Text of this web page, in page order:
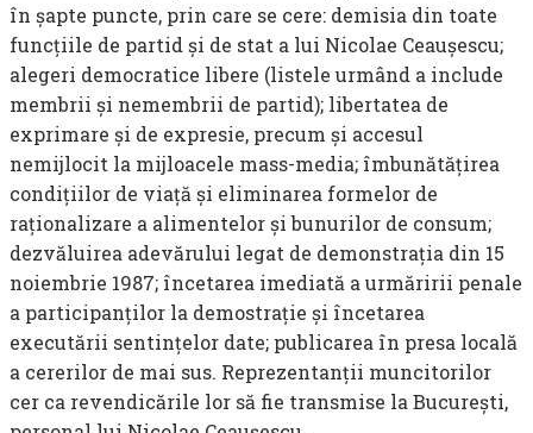
în şapte puncte, prin care se cere: de­misia din toate
funcţiile de partid şi de stat a lui Nicolae Ceauşescu;
alegeri democratice libere (listele urmând a include
membrii şi nemem­brii de partid); libertatea de
exprimare şi de expresie, precum şi acce­sul
nemijlocit la mijloacele mass-media; îmbunătăţirea
condiţiilor de viaţă şi eliminarea formelor de
raţionalizare a alimentelor şi bunurilor de consum;
dezvăluirea adevărului legat de demonstraţia din 15
noiembrie 1987; încetarea imediată a urmăririi penale
a participanţilor la demostraţie şi încetarea
executării sentinţelor date; publicarea în presa locală
a cererilor de mai sus. Reprezentanţii muncitorilor
cer ca revendicările lor să fie transmise la Bucureşti,